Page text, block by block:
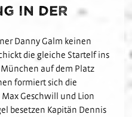
in der
Danny Galm keinen
die gleiche Startelf ins
auf dem Platz
formiert sich die
Geschwill und Lion
besetzen Kapitän Dennis